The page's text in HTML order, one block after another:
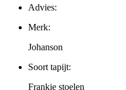
Advies:
Merk:
Johanson
Soort tapijt:
Frankie stoelen